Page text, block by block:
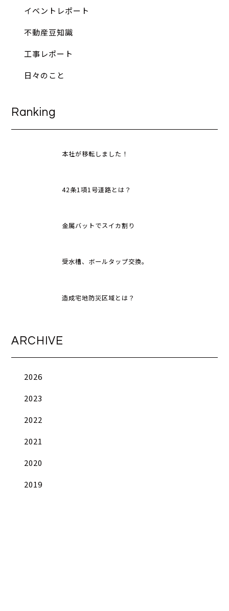
イベントレポート
不動産豆知識
工事レポート
日々のこと
Ranking
本社が移転しました！
42条1項1号道路とは？
金属バットでスイカ割り
受水槽、ボールタップ交換。
造成宅地防災区域とは？
ARCHIVE
2026
2023
2022
2021
2020
2019